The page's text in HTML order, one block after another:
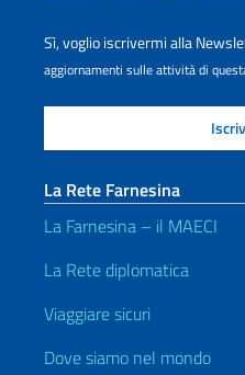
Sì, voglio iscrivermi alla
aggiornamenti sulle attività di
La Rete Farnesina
La Farnesina – il MAECI
La Rete diplomatica
Viaggiare sicuri
Dove siamo nel mondo